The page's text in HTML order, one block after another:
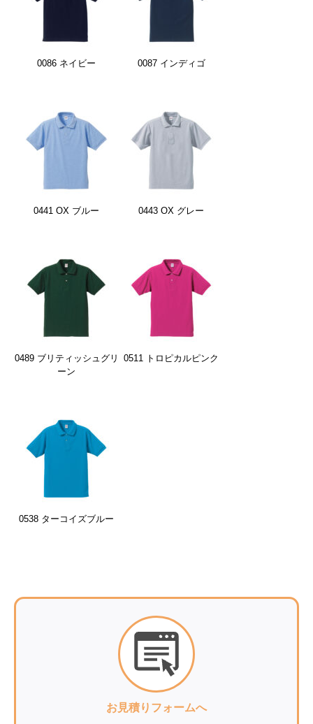
0086 ネイビー 0087 インディゴ
0441 OX ブルー 0443 OX グレー
0489 ブリティッシュグリ
ーン
0511 トロピカルピンク
0538 ターコイズブルー
お見積りフォームへ